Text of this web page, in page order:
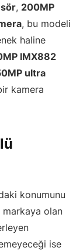
, 200MP
, bu modeli
haline
IMX882
ultra
kamera
konumunu
markaya olan
ise